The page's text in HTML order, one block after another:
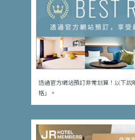
透過官方網站預訂非常划算！以下說
格」。